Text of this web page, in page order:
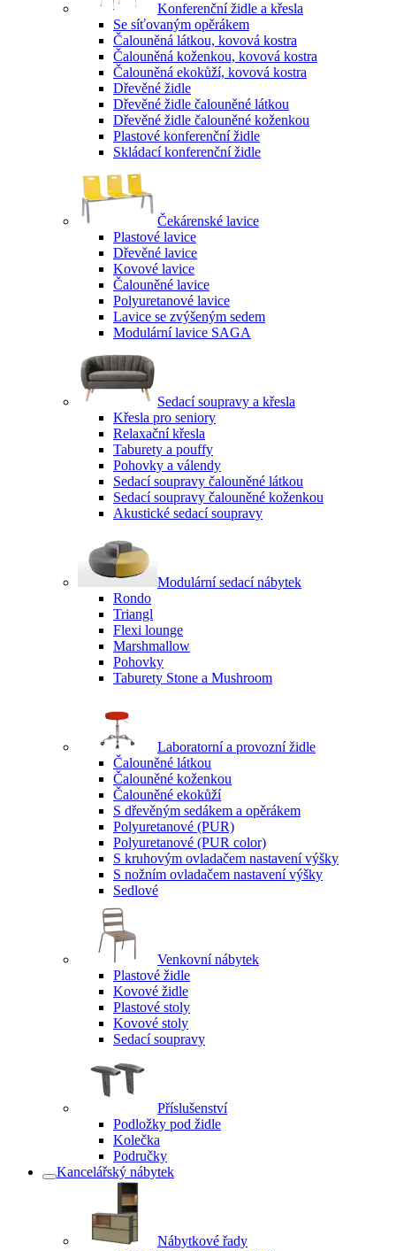
Konferenční židle a křesla
Se síťovaným opěrákem
Čalouněná látkou, kovová kostra
Čalouněná koženkou, kovová kostra
Čalouněná ekokůží, kovová kostra
Dřevěné židle
Dřevěné židle čalouněné látkou
Dřevěné židle čalouněné koženkou
Plastové konferenční židle
Skládací konferenční židle
Čekárenské lavice
Plastové lavice
Dřevěné lavice
Kovové lavice
Čalouněné lavice
Polyuretanové lavice
Lavice se zvýšeným sedem
Modulární lavice SAGA
Sedací soupravy a křesla
Křesla pro seniory
Relaxační křesla
Taburety a pouffy
Pohovky a válendy
Sedací soupravy čalouněné látkou
Sedací soupravy čalouněné koženkou
Akustické sedací soupravy
Modulární sedací nábytek
Rondo
Triangl
Flexi lounge
Marshmallow
Pohovky
Taburety Stone a Mushroom
Laboratorní a provozní židle
Čalouněné látkou
Čalouněné koženkou
Čalouněné ekokůží
S dřevěným sedákem a opěrákem
Polyuretanové (PUR)
Polyuretanové (PUR color)
S kruhovým ovladačem nastavení výšky
S nožním ovladačem nastavení výšky
Sedlové
Venkovní nábytek
Plastové židle
Kovové židle
Plastové stoly
Kovové stoly
Sedací soupravy
Příslušenství
Podložky pod židle
Kolečka
Područky
Kancelářský nábytek
Nábytkové řady